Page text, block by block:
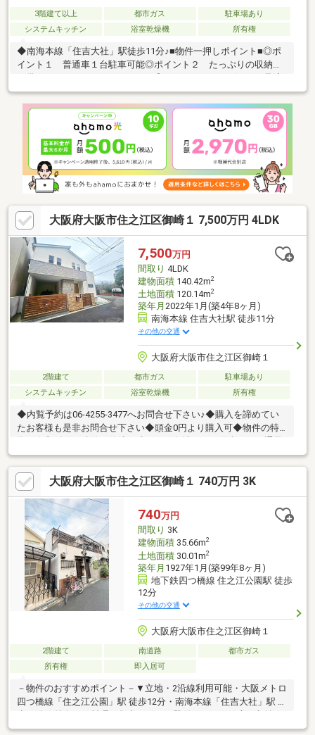
3階建て以上 都市ガス
駐車場あり
システムキッチン
浴室乾燥機 所有権
◆南海本線「住吉大社」駅徒歩11分♪■物件一押しポイント■◎ポ
イント１ 普通車１台駐車可能◎ポイント２ たっぷりの収納力
せる対面式のキッチン◎ポイント４ 食洗機付のシステムキッチ
ン◇◆◇◆◇◆◇◆◇◆◇◆◇◆◇◆◇◆◇◆◇◆◇◆◇◆
～内覧予約受付中です！お気軽にお問い合わせ下さい♪ＴＥＬ：
06-4701-9608 （担当：鶴田）まで●経験豊富なスタッフがご提
案住宅ローンや保険、不動産に関する税金や法律、その他の手続
きの事など何でもお気軽にご相談下さい
大阪府大阪市住之江区御崎１ 7,500万円 4LDK
7,500万円
間取り 4LDK
建物面積140.42m2
土地面積120.14m2
築年月 2022年1月(築4年8ヶ月)
南海本線 住吉大社駅 徒歩11分
その他の交通
大阪府大阪市住之江区御崎１
2階建て 都市ガス
駐車場あり
システムキッチン
浴室乾燥機 所有権
◆内覧予約は06-4255-3477へお問合せ下さい♪◆購入を諦めてい
たお客様も是非お問合せ下さい◆頭金0円より購入可◆物件の特
良好！・3WAYアクセス可◎・ウォークインクローゼットあり・人
気の対面式キッチン♪◆見るだけ大歓迎◆接客対応品質に自信が
あり◆夜間早朝もお気軽にご連絡ください！◆無料送迎可「購入
するか分からないけど見るだけ見たい」「他社の物件もまとめて
見てみたい」等ご購入をご検討中のお客様にとって、より良い条
件でご購入頂く為に精一杯サポート致します不動産の事なら何で
もお気軽にご相談下さい！
大阪府大阪市住之江区御崎１ 740万円 3K
740万円
間取り 3K
建物面積35.66m2
土地面積30.01m2
築年月 1927年1月(築99年8ヶ月)
地下鉄四つ橋線 住之江公園駅 徒歩
12分
その他の交通
大阪府大阪市住之江区御崎１
2階建て 南道路
都市ガス
所有権
即入居可
－物件のおすすめポイント－▼立地・2沿線利用可能・大阪メトロ
四つ橋線「住之江公園」駅 徒歩12分・南海本線「住吉大社」駅 徒
有・キッチンに和室が隣接、引き戸を開放し一体利用も可能・2階